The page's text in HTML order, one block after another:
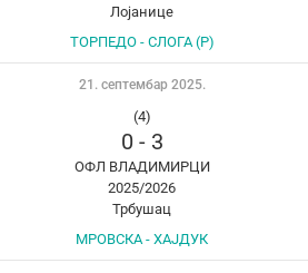
Лојанице
ТОРПЕДО - СЛОГА (Р)
21. септембар 2025.
(4)
0 - 3
ОФЛ ВЛАДИМИРЦИ
2025/2026
Трбушац
МРОВСКА - ХАЈДУК